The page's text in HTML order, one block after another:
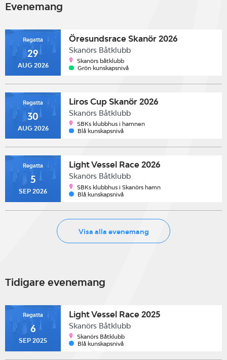
Evenemang
Regatta
29
AUG 2026
Öresundsrace Skanör 2026
Skanörs Båtklubb
Skanörs båtklubb
Grön kunskapsnivå
Regatta
30
AUG 2026
Liros Cup Skanör 2026
Skanörs Båtklubb
SBKs klubbhus i hamnen
Blå kunskapsnivå
Regatta
5
SEP 2026
Light Vessel Race 2026
Skanörs Båtklubb
SBKs klubbhus i Skanörs hamn
Blå kunskapsnivå
Visa alla evenemang
Tidigare evenemang
Regatta
6
SEP 2025
Light Vessel Race 2025
Skanörs Båtklubb
Skanörs Båtklubb
Blå kunskapsnivå